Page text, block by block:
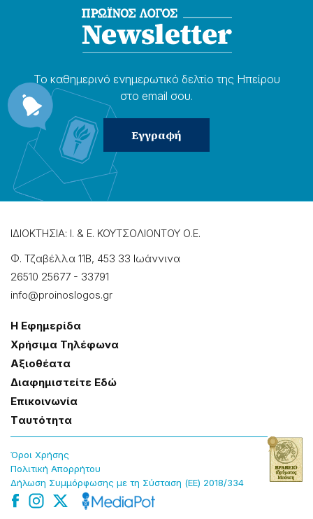
Το καθημερɩνό ενημερωτɩκό δελτίο της Ηπείρου
στο email σου.
ΙΔΙΟΚΤΗΣΙΑ: Ι. & Ε. ΚΟΥΤΣΟΛΙΟΝΤΟΥ Ο.Ε.
Φ. Τζαβέλλα 11Β, 453 33 Ιωάννɩνα
26510 25677 - 33791
info@proinoslogos.gr
Η Εφημερίδα
Χρήσɩμα Τηλέφωνα
Αξɩοθέατα
Δɩαφημɩστείτε Εδώ
Επɩκοɩνωνία
Tαυτότητα
Όροɩ Χρήσης
Πολɩτɩκή Απορρήτου
Δήλωση Συμμόρφωσης με τη Σύσταση (ΕΕ) 2018/334